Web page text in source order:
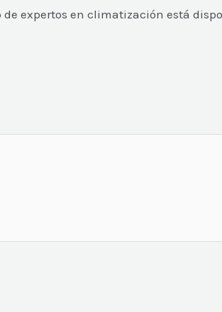
expertos en climatización está